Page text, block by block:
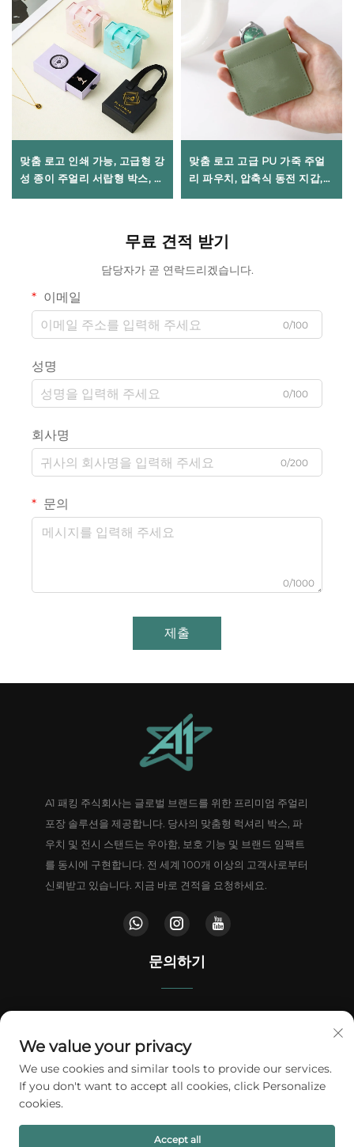
맞춤 로고 인쇄 가능, 고급형 강
성 종이 주얼리 서랍형 박스, 정
교한 리본 손잡이 포장, 목걸이·
맞춤 로고 고급 PU 가죽 주얼
리 파우치, 압축식 동전 지갑,
스프링 금속 개폐식 립스틱 정
무료 견적 받기
담당자가 곧 연락드리겠습니다.
이메일
0/100
성명
0/100
회사명
0/200
문의
0/1000
제출
A1 패킹 주식회사는 글로벌 브랜드를 위한 프리미엄 주얼리
포장 솔루션을 제공합니다. 당사의 맞춤형 럭셔리 박스, 파
우치 및 전시 스탠드는 우아함, 보호 기능 및 브랜드 임팩트
를 동시에 구현합니다. 전 세계 100개 이상의 고객사로부터
신뢰받고 있습니다. 지금 바로 견적을 요청하세요.
문의하기
+86-18802602550
[email protected]
We value your privacy
We use cookies and similar tools to provide our services.
If you don't want to accept all cookies, click Personalize
cookies.
Accept all